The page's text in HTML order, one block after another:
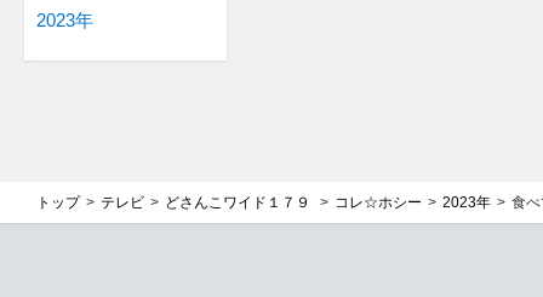
2023年
トップ テレビ どさんこワイド１７９ コレ☆ホシー 2023年 食